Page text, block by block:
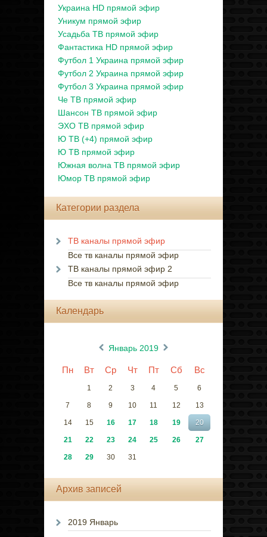
Украина HD прямой эфир
Уникум прямой эфир
Усадьба ТВ прямой эфир
Фантастика HD прямой эфир
Футбол 1 Украина прямой эфир
Футбол 2 Украина прямой эфир
Футбол 3 Украина прямой эфир
Че ТВ прямой эфир
Шансон ТВ прямой эфир
ЭХО ТВ прямой эфир
Ю ТВ (+4) прямой эфир
Ю ТВ прямой эфир
Южная волна ТВ прямой эфир
Юмор ТВ прямой эфир
Категории раздела
ТВ каналы прямой эфир
Все тв каналы прямой эфир
ТВ каналы прямой эфир 2
Все тв каналы прямой эфир
Календарь
Январь 2019
Пн Вт Ср Чт Пт Сб Вс
1 2 3 4 5 6
7 8 9 10 11 12 13
14 15 16 17 18 19 20
21 22 23 24 25 26 27
28 29 30 31
Архив записей
2019 Январь